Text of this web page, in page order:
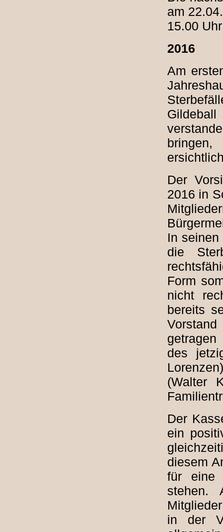
am
15.00
2016
Am
Der
2016 in
In
die
Form
nicht
bereits
des
(Walter
Der
ein
diesem
für eine
stehen.
in der